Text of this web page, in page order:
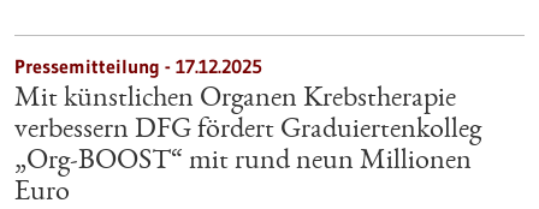
Pressemitteilung - 17.12.2025
Mit künstlichen Organen Krebstherapie
verbessern DFG fördert Graduiertenkolleg
„Org-BOOST“ mit rund neun Millionen
Euro